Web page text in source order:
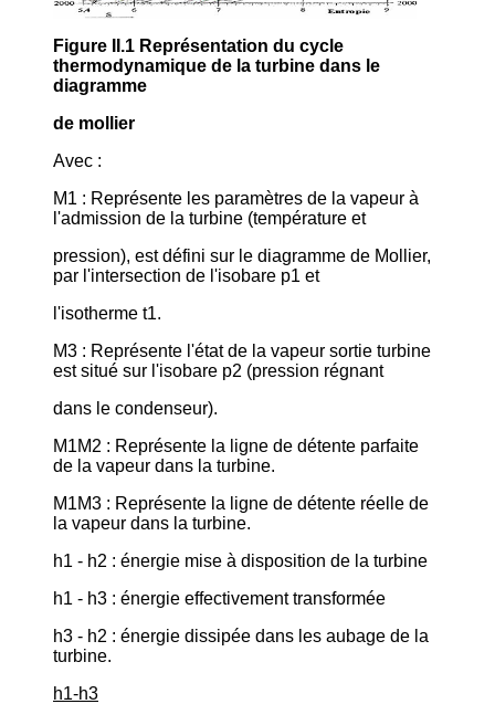
Figure II.1 Représentation du cycle
thermodynamique de la turbine dans le
diagramme
de mollier
Avec :
M1 : Représente les paramètres de la vapeur à
l'admission de la turbine (température et
pression), est défini sur le diagramme de Mollier,
par l'intersection de l'isobare p1 et
l'isotherme t1.
M3 : Représente l'état de la vapeur sortie turbine
est situé sur l'isobare p2 (pression régnant
dans le condenseur).
M1M2 : Représente la ligne de détente parfaite
de la vapeur dans la turbine.
M1M3 : Représente la ligne de détente réelle de
la vapeur dans la turbine.
h1 - h2 : énergie mise à disposition de la turbine
h1 - h3 : énergie effectivement transformée
h3 - h2 : énergie dissipée dans les aubage de la
turbine.
h1-h3